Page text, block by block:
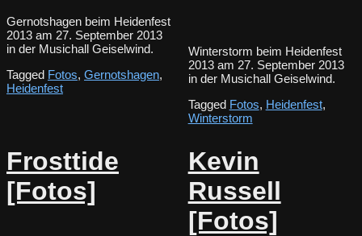
Gernotshagen beim Heidenfest
2013 am 27. September 2013
in der Musichall Geiselwind.
Tagged Fotos, Gernotshagen,
Heidenfest
Winterstorm beim Heidenfest
2013 am 27. September 2013
in der Musichall Geiselwind.
Tagged Fotos, Heidenfest,
Winterstorm
Frosttide
[Fotos]
Kevin
Russell
[Fotos]